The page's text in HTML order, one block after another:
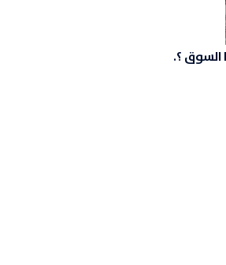
السوق ؟.